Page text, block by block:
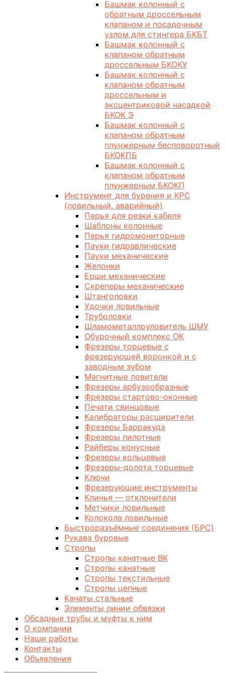
Башмак колонный с
обратным дроссельным
клапаном и посадочным
узлом для стингера БКБТ
Башмак колонный с
клапаном обратным
дроссельным БКОКУ
Башмак колонный с
клапаном обратным
дроссельным и
эксцентриковой насадкой
БКОК Э
Башмак колонный с
клапаном обратным
плунжерным бесповоротный
БКОКПБ
Башмак колонный с
клапаном обратным
плунжерным БКОКП
Инструмент для бурения и КРС
(ловильный, аварийный)
Перья для резки кабеля
Шаблоны колонные
Перья гидромониторные
Пауки гидравлические
Пауки механические
Желонки
Ерши механические
Скреперы механические
Штанголовки
Удочки ловильные
Труболовки
Шламометаллоуловитель ШМУ
Обурочный комплекс ОК
Фрезеры торцевые с
фрезерующей воронкой и с
заводным зубом
Магнитные ловители
Фрезеры арбузообразные
Фрезеры стартово-оконные
Печати свинцовые
Калибраторы расширители
Фрезеры Барракуда
Фрезеры пилотные
Райберы конусные
Фрезеры кольцевые
Фрезеры-долота торцевые
Ключи
Фрезерующие инструменты
Клинья — отклонители
Метчики ловильные
Колокола ловильные
Быстроразъёмные соединения (БРС)
Рукава буровые
Стропы
Стропы канатные ВК
Стропы канатные
Стропы текстильные
Стропы цепные
Канаты стальные
Элементы линии обвязки
Обсадные трубы и муфты к ним
О компании
Наши работы
Контакты
Объявления